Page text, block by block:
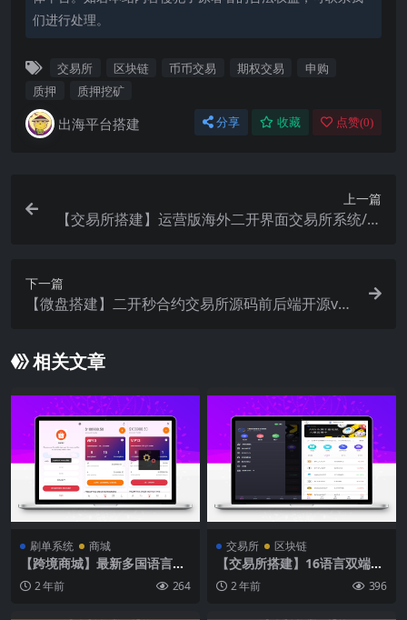
们进行处理。
交易所 区块链 币币交易 期权交易
申购
质押
质押挖矿
出海平台搭建 分享 收藏 点赞(0)
上一篇
【交易所搭建】运营版海外二开界面交易所系统/币
下一篇
【微盘搭建】二开秒合约交易所源码前后端开源vu
相关文章
刷单系统 商城
【跨境商城】最新多国语言刷
单系统+USDT投资理财商城返
利派单+带五级分销
2 年前 264
交易所 区块链
【交易所搭建】16语言双端全
开源商业运营版交易所源码/永
续合约/秒合约/期权交易/币币
2 年前 396